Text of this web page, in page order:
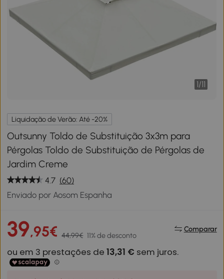
1/11
Liquidação de Verão: Até -20%
Outsunny Toldo de Substituição 3x3m para
Pérgolas Toldo de Substituição de Pérgolas de
Jardim Creme
4.7 (60)
Enviado por Aosom Espanha
39,95€ 44,99€ 11% de desconto
Comparar